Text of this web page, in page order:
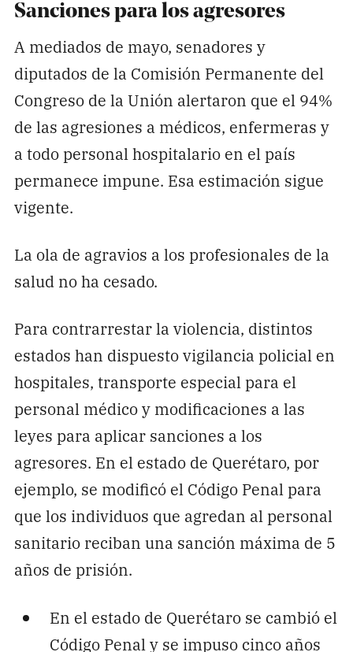
Sanciones para los agresores
A mediados de mayo, senadores y
diputados de la Comisión Permanente del
Congreso de la Unión alertaron que el 94%
de las agresiones a médicos, enfermeras y
a todo personal hospitalario en el país
permanece impune. Esa estimación sigue
vigente.
La ola de agravios a los profesionales de la
salud no ha cesado.
Para contrarrestar la violencia, distintos
estados han dispuesto vigilancia policial en
hospitales, transporte especial para el
personal médico y modificaciones a las
leyes para aplicar sanciones a los
agresores. En el estado de Querétaro, por
ejemplo, se modificó el Código Penal para
que los individuos que agredan al personal
sanitario reciban una sanción máxima de 5
años de prisión.
En el estado de Querétaro se cambió el
Código Penal y se impuso cinco años